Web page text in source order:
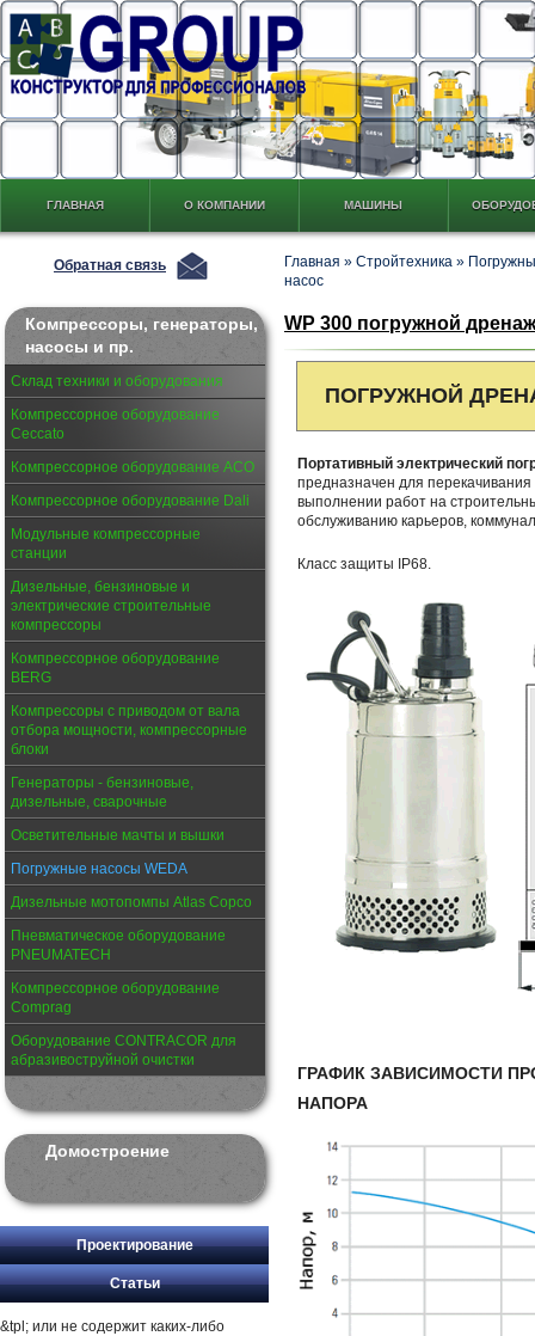
ГЛАВНАЯ О КОМПАНИИ МАШИНЫ
Обратная связь
Компрессоры, генераторы,
насосы и пр.
Склад техники и оборудования
Компрессорное оборудование
Ceccato
Компрессорное оборудование АСО
Компрессорное оборудование Dali
Модульные компрессорные
станции
Дизельные, бензиновые и
электрические строительные
компрессоры
Компрессорное оборудование
BERG
Компрессоры с приводом от вала
отбора мощности, компрессорные
блоки
Генераторы - бензиновые,
дизельные, сварочные
Осветительные мачты и вышки
Погружные насосы WEDA
Дизельные мотопомпы Atlas Copco
Пневматическое оборудование
PNEUMATECH
Компрессорное оборудование
Comprag
Оборудование CONTRACOR для
абразивоструйной очистки
Домостроение
Проектирование
Статьи
&tpl; или не содержит каких-либо
Главная » Стройтехника »
насос
WP 300 погружной
ПОГРУЖНОЙ
Портативный электрический
предназначен для
выполнении работ на
обслуживанию карьеров,
Класс защиты IP68.
ГРАФИК ЗАВИСИМОСТИ
НАПОРА